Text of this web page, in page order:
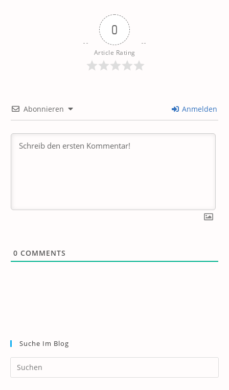
0
Article Rating
Abonnieren Anmelden
0 COMMENTS
Suche Im Blog